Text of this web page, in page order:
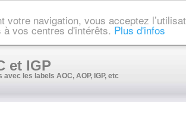
votre navigation, vous acceptez
à vos centres d'intérêts. Plus d'infos
et IGP
avec les labels AOC, AOP, IGP, etc